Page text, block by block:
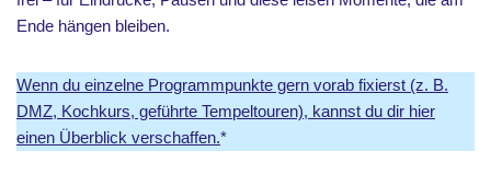
Ende hängen bleiben.
Wenn du einzelne Programmpunkte gern vorab fixierst (z. B.
DMZ, Kochkurs, geführte Tempeltouren), kannst du dir hier
einen Überblick verschaffen.*